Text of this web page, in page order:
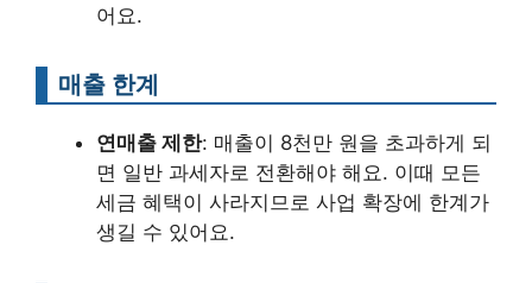
어요.
매출 한계
연매출 제한: 매출이 8천만 원을 초과하게 되
면 일반 과세자로 전환해야 해요. 이때 모든
세금 혜택이 사라지므로 사업 확장에 한계가
생길 수 있어요.